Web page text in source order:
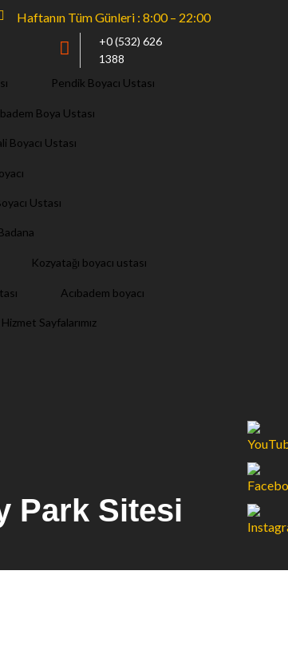
Haftanın Tüm Günleri : 8:00 – 22:00
+0 (532) 626
1388
Pendik Boyacı Ustası
Boya Ustası
Boyacı Ustası
Ustası
Kozyatağı boyacı ustası
Acıbadem boyacı
Sayfalarımız
Park Sitesi